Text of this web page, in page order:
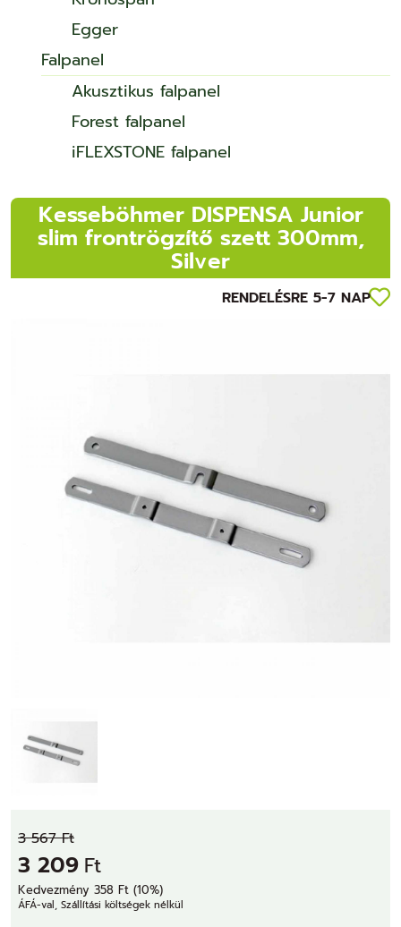
Egger
Falpanel
Akusztikus falpanel
Forest falpanel
iFLEXSTONE falpanel
Kesseböhmer DISPENSA Junior
slim frontrögzítő szett 300mm,
Silver
RENDELÉSRE 5-7 NAP
3 567 Ft
3 209 Ft
Kedvezmény 358 Ft (10%)
ÁFÁ-val, Szállítási költségek nélkül